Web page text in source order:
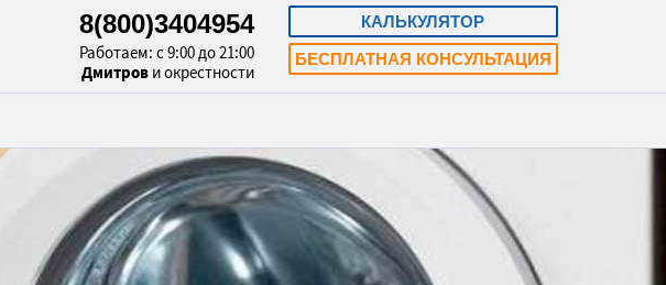
КАЛЬКУЛЯТОР
БЕСПЛАТНАЯ КОНСУЛЬТАЦИЯ
8(800)3404954
Работаем: с 9:00 до 21:00
Дмитров и окрестности